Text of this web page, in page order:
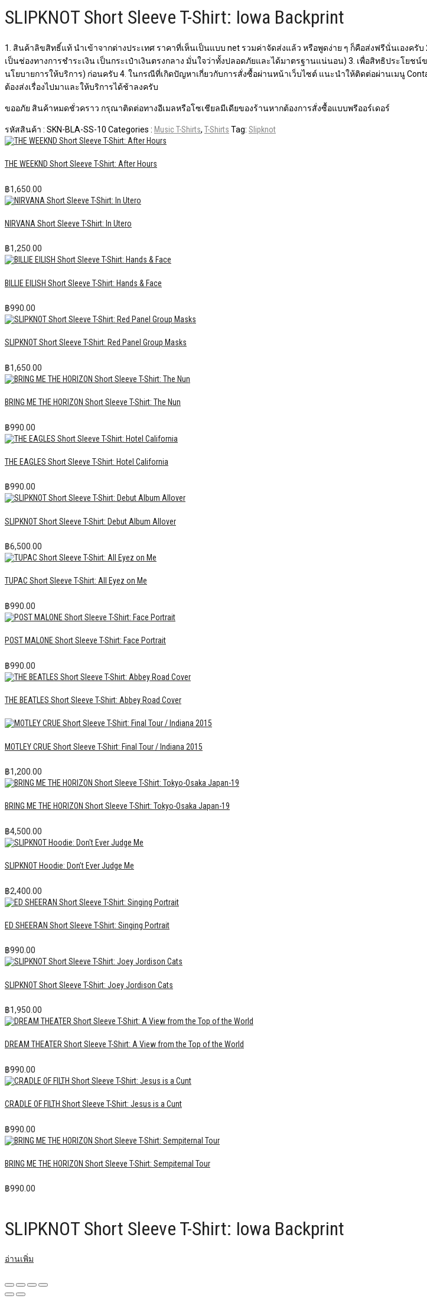
SLIPKNOT Short Sleeve T-Shirt: Iowa Backprint
1. สินค้าลิขสิทธิ์แท้ นำเข้าจากต่างประเทศ ราคาที่เห็นเป็นแบบ net รวมค่าจัดส่งแล้ว หรือพูดง่าย ๆ ก็คือส่งฟรีนั่นเองค
เป็นช่องทางการชำระเงิน เป็นกระเป๋าเงินตรงกลาง มั่นใจว่าทั้งปลอดภัยและได้มาตรฐานแน่นอน) 3. เพื่อสิทธิประโยช
นโยบายการให้บริการ) ก่อนครับ 4. ในกรณีที่เกิดปัญหาเกี่ยวกับการสั่งซื้อผ่านหน้าเว็บไซต์​ แนะนำให้ติดต่อผ่านเมนู
ต้องส่งเรื่องไปมาและให้บริการได้ช้าลงครับ
ขออภัย สินค้าหมดชั่วคราว กรุณาติดต่อทางอีเมลหรือโซเชียลมีเดียของร้านหากต้องการสั่งซื้อแบบพรีออร์เดอร์
รหัสสินค้า : SKN-BLA-SS-10 Categories : Music T-Shirts, T-Shirts Tag: Slipknot
THE WEEKND Short Sleeve T-Shirt: After Hours
฿1,650.00
NIRVANA Short Sleeve T-Shirt: In Utero
฿1,250.00
BILLIE EILISH Short Sleeve T-Shirt: Hands & Face
฿990.00
SLIPKNOT Short Sleeve T-Shirt: Red Panel Group Masks
฿1,650.00
BRING ME THE HORIZON Short Sleeve T-Shirt: The Nun
฿990.00
THE EAGLES Short Sleeve T-Shirt: Hotel California
฿990.00
SLIPKNOT Short Sleeve T-Shirt: Debut Album Allover
฿6,500.00
TUPAC Short Sleeve T-Shirt: All Eyez on Me
฿990.00
POST MALONE Short Sleeve T-Shirt: Face Portrait
฿990.00
THE BEATLES Short Sleeve T-Shirt: Abbey Road Cover
MOTLEY CRUE Short Sleeve T-Shirt: Final Tour / Indiana 2015
฿1,200.00
BRING ME THE HORIZON Short Sleeve T-Shirt: Tokyo-Osaka Japan-19
฿4,500.00
SLIPKNOT Hoodie: Don’t Ever Judge Me
฿2,400.00
ED SHEERAN Short Sleeve T-Shirt: Singing Portrait
฿990.00
SLIPKNOT Short Sleeve T-Shirt: Joey Jordison Cats
฿1,950.00
DREAM THEATER Short Sleeve T-Shirt: A View from the Top of the World
฿990.00
CRADLE OF FILTH Short Sleeve T-Shirt: Jesus is a Cunt
฿990.00
BRING ME THE HORIZON Short Sleeve T-Shirt: Sempiternal Tour
฿990.00
SLIPKNOT Short Sleeve T-Shirt: Iowa Backprint
อ่านเพิ่ม